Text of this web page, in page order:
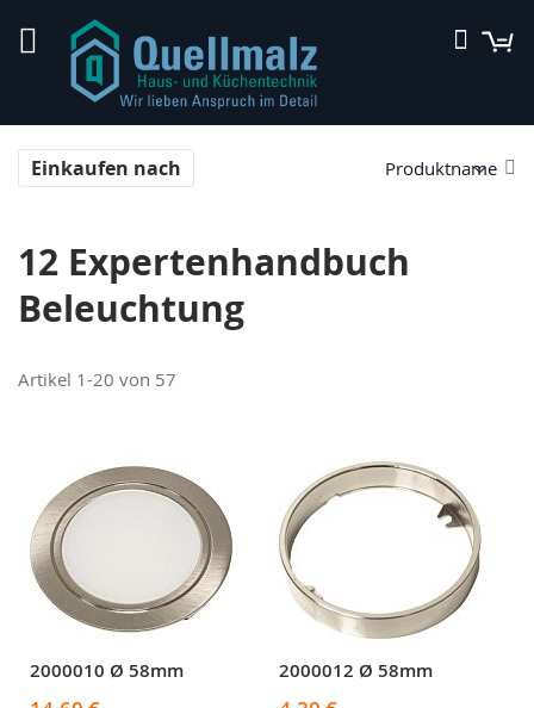
zum
Inhalt
Suche
12 Expertenhandbuch
Beleuchtung
Artikel 1-20 von 57
2000010 Ø 58mm 2000012 Ø 58mm
Einkaufen nach